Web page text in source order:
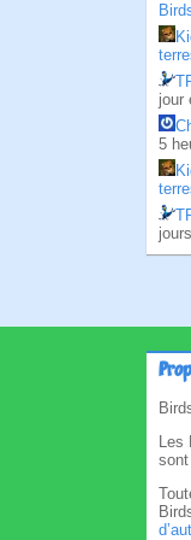
jour
5
Les
sont